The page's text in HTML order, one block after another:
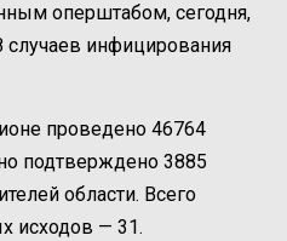
оперштабом, сегодня,
инфицирования
проведено 46764
подтверждено 3885
области. Всего
исходов — 31.